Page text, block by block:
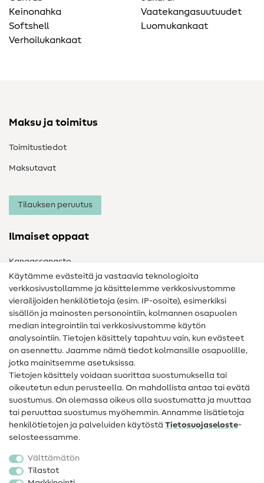
Keinonahka
Softshell
Verhoilukankaat
Vaatekangasuutuudet
Luomukankaat
Maksu ja toimitus
Toimitustiedot
Maksutavat
Tilauksen peruutus
Ilmaiset oppaat
Kangassanasto
Ompelusanasto
Ompeluohjeet
Apua ja yhteystiedot
Yhteystiedot
Tietoa omistajanvaihdoksesta
Peruutusoikeus
Suosittu
Kankaat
Käytämme evästeitä ja vastaavia teknologioita
verkkosivustollamme ja käsittelemme verkkosivustomme
vierailijoiden henkilötietoja (esim. IP-osoite), esimerkiksi
sisällön ja mainosten personointiin, kolmannen osapuolen
median integrointiin tai verkkosivustomme käytön
analysointiin. Tietojen käsittely tapahtuu vain, kun evästeet
on asennettu. Jaamme nämä tiedot kolmansille osapuolille,
jotka mainitsemme asetuksissa.
Tietojen käsittely voidaan suorittaa suostumuksella tai
oikeutetun edun perusteella. On mahdollista antaa tai evätä
suostumus. On olemassa oikeus olla suostumatta ja muuttaa
tai peruuttaa suostumus myöhemmin. Annamme lisätietoja
henkilötietojen ja palveluiden käytöstä Tietosuojaseloste-
selosteessamme.
Välttämätön
Tilastot